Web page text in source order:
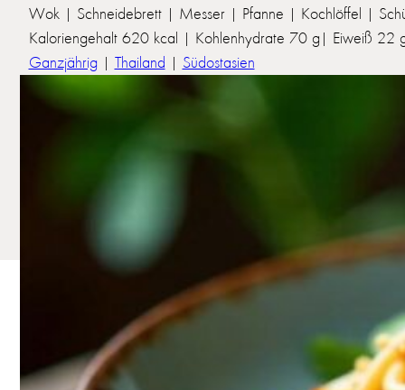
Wok | Schneidebrett | Messer | Pfanne | Kochlöffel |
Kaloriengehalt 620 kcal | Kohlenhydrate 70 g| Eiweiß 22
Ganzjährig | Thailand | Südostasien